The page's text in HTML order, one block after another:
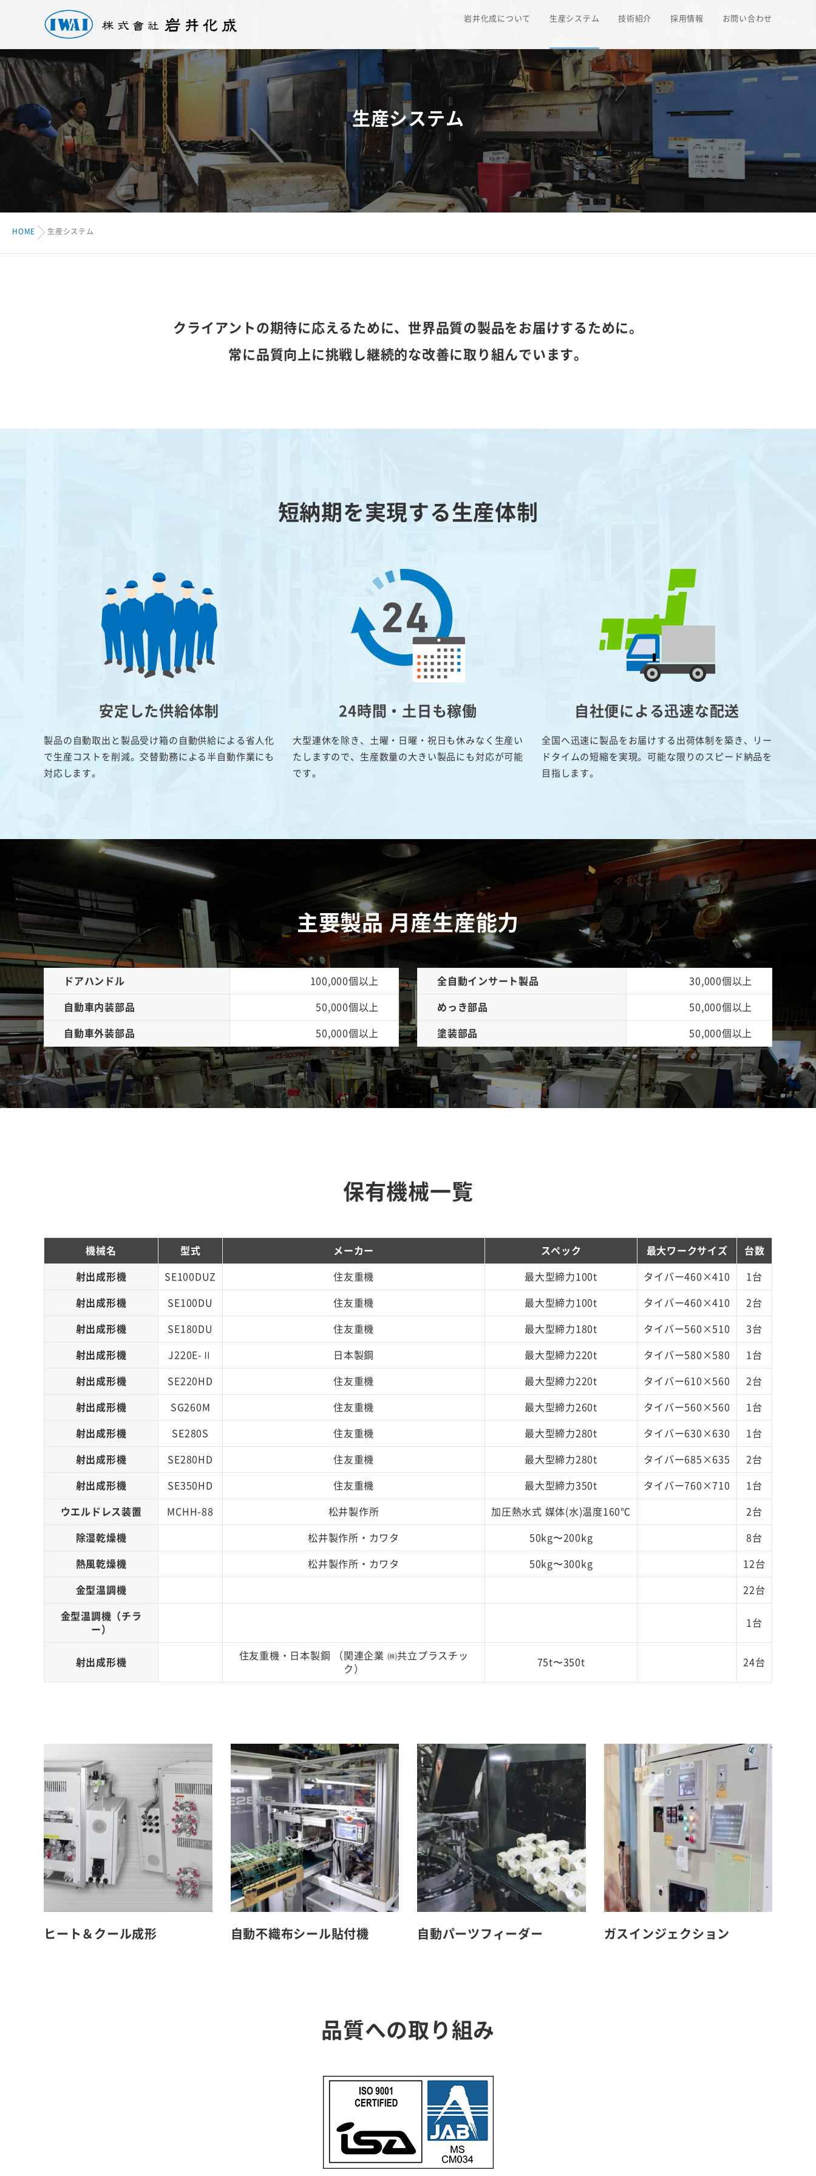
岩井化成について 生産システム 技術紹介 採用情報 お問い合わせ
生産システム
HOME 生産システム
クライアントの期待に応えるために、世界品質の製品をお届けするために。
常に品質向上に挑戦し継続的な改善に取り組んでいます。
短納期を実現する生産体制
安定した供給体制
製品の自動取出と製品受け箱の自動供給による省人化
で生産コストを削減。交替勤務による半自動作業にも
対応します。
24時間・土日も稼働
大型連休を除き、土曜・日曜・祝日も休みなく生産い
たしますので、生産数量の大きい製品にも対応が可能
です。
自社便による迅速な配送
全国へ迅速に製品をお届けする出荷体制を築き、リー
ドタイムの短縮を実現。可能な限りのスピード納品を
目指します。
主要製品 月産生産能力
ドアハンドル 100,000個以上
自動車内装部品 50,000個以上
自動車外装部品 50,000個以上
全自動インサート製品 30,000個以上
めっき部品 50,000個以上
塗装部品 50,000個以上
保有機械一覧
機械名 型式 メーカー スペック 最大ワークサイズ 台数
射出成形機 SE100DUZ 住友重機 最大型締力100t タイバー460×410 1台
射出成形機 SE100DU 住友重機 最大型締力100t タイバー460×410 2台
射出成形機 SE180DU 住友重機 最大型締力180t タイバー560×510 3台
射出成形機 J220E-Ⅱ 日本製鋼 最大型締力220t タイバー580×580 1台
射出成形機 SE220HD 住友重機 最大型締力220t タイバー610×560 2台
射出成形機 SG260M 住友重機 最大型締力260t タイバー560×560 1台
射出成形機 SE280S 住友重機 最大型締力280t タイバー630×630 1台
射出成形機 SE280HD 住友重機 最大型締力280t タイバー685×635 2台
射出成形機 SE350HD 住友重機 最大型締力350t タイバー760×710 1台
ウエルドレス装置 MCHH-88 松井製作所 加圧熱水式 媒体(水)温度160℃ 2台
除湿乾燥機 松井製作所・カワタ 50kg〜200kg 8台
熱風乾燥機 松井製作所・カワタ 50kg〜300kg 12台
金型温調機 22台
金型温調機（チラ
ー）
1台
射出成形機
住友重機・日本製鋼 （関連企業 ㈱共立プラスチッ
ク）
75t〜350t 24台
ヒート＆クール成形 自動不織布シール貼付機 自動パーツフィーダー ガスインジェクション
品質への取り組み